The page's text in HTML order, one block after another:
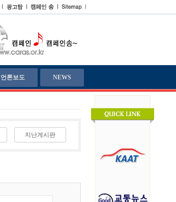
언론보도 NEWS
지난게시판